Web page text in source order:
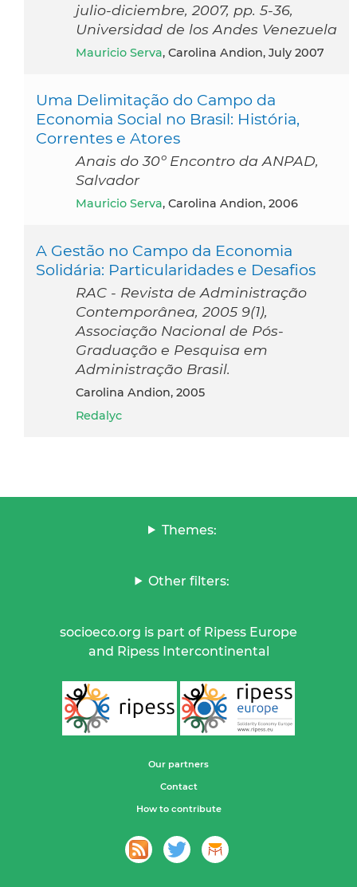
julio-diciembre, 2007, pp. 5-36,
Universidad de los Andes Venezuela
Mauricio Serva, Carolina Andion, July 2007
Uma Delimitação do Campo da
Economia Social no Brasil: História,
Correntes e Atores
Anais do 30º Encontro da ANPAD,
Salvador
Mauricio Serva, Carolina Andion, 2006
A Gestão no Campo da Economia
Solidária: Particularidades e Desafios
RAC - Revista de Administração
Contemporânea, 2005 9(1),
Associação Nacional de Pós-
Graduação e Pesquisa em
Administração Brasil.
Carolina Andion, 2005
Redalyc
Themes:
Other filters:
socioeco.org is part of Ripess Europe
and Ripess Intercontinental
Our partners
Contact
How to contribute